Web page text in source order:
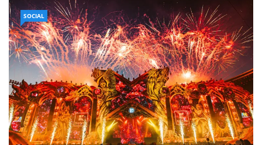
SOCIAL